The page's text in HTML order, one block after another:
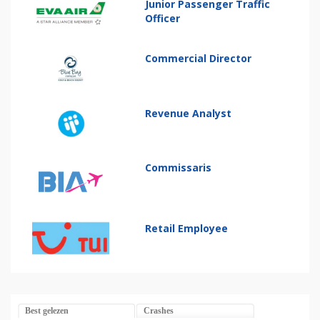
Junior Passenger Traffic
Officer
Commercial Director
Revenue Analyst
Commissaris
Retail Employee
Best gelezen Crashes